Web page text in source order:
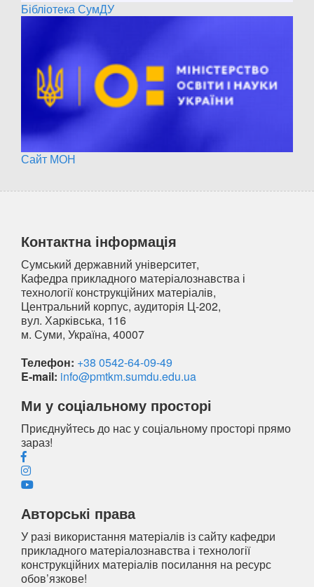
Бібліотека СумДУ
Сайт МОН
Контактна інформація
Сумський державний університет,
Кафедра прикладного матеріалознавства і
технології конструкційних матеріалів,
Центральний корпус, аудиторія Ц-202,
вул. Харківська, 116
м. Суми, Україна, 40007
Телефон: +38 0542-64-09-49
E-mail: info@pmtkm.sumdu.edu.ua
Ми у соціальному просторі
Приєднуйтесь до нас у соціальному просторі прямо
зараз!
Авторські права
У разі використання матеріалів із сайту кафедри
прикладного матеріалознавства і технології
конструкційних матеріалів посилання на ресурс
обов’язкове!